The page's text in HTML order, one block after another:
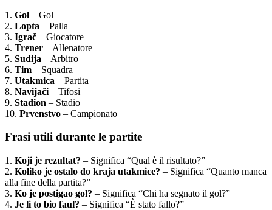
1. Gol – Gol
2. Lopta – Palla
3. Igrač – Giocatore
4. Trener – Allenatore
5. Sudija – Arbitro
6. Tim – Squadra
7. Utakmica – Partita
8. Navijači – Tifosi
9. Stadion – Stadio
10. Prvenstvo – Campionato
Frasi utili durante le partite
1. Koji je rezultat? – Significa “Qual è il risultato?”
2. Koliko je ostalo do kraja utakmice? – Significa “Quanto manca
alla fine della partita?”
3. Ko je postigao gol? – Significa “Chi ha segnato il gol?”
4. Je li to bio faul? – Significa “È stato fallo?”